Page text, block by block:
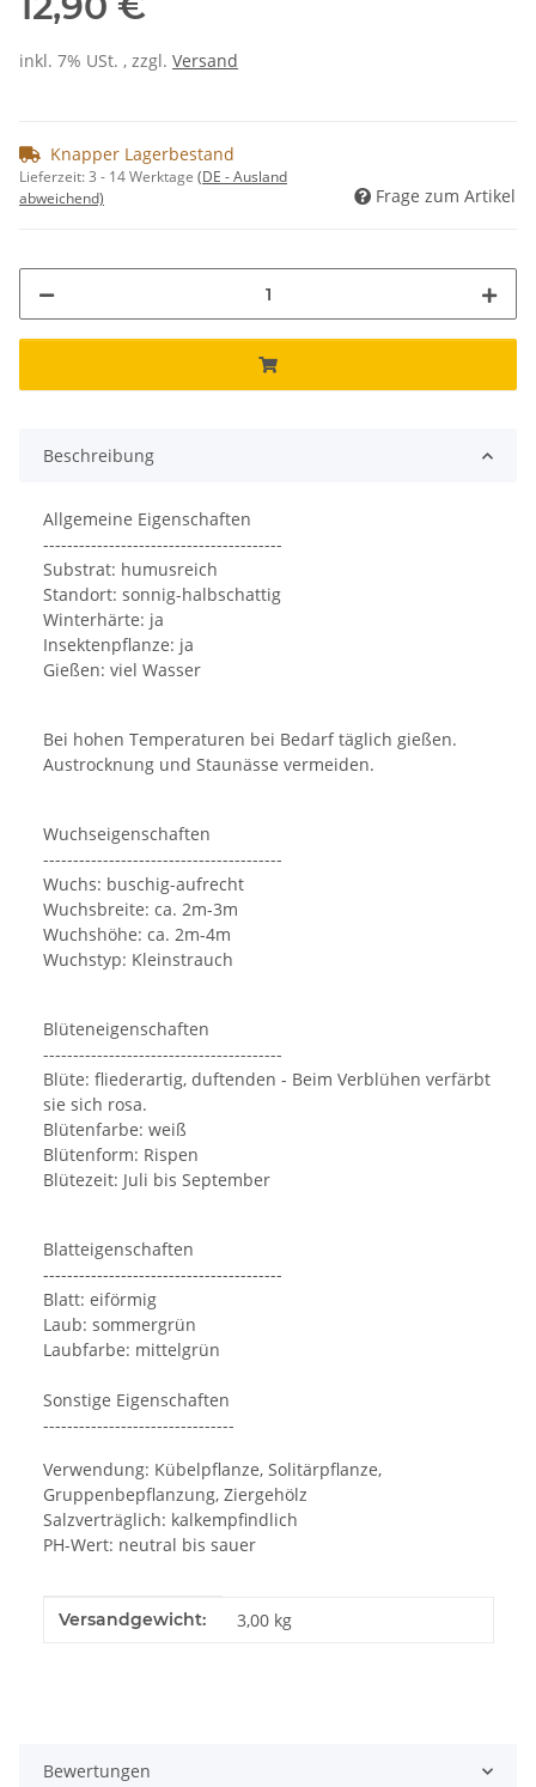
inkl. 7% USt. , zzgl. Versand
Knapper Lagerbestand
Lieferzeit:3 - 14 Werktage (DE - Ausland
abweichend)
Frage zum Artikel
Beschreibung
Allgemeine Eigenschaften
----------------------------------------
Substrat: humusreich
Standort: sonnig-halbschattig
Winterhärte: ja
Insektenpflanze: ja
Gießen: viel Wasser
Bei hohen Temperaturen bei Bedarf täglich gießen.
Austrocknung und Staunässe vermeiden.
Wuchseigenschaften
----------------------------------------
Wuchs: buschig-aufrecht
Wuchsbreite: ca. 2m-3m
Wuchshöhe: ca. 2m-4m
Wuchstyp: Kleinstrauch
Blüteneigenschaften
----------------------------------------
Blüte: fliederartig, duftenden - Beim Verblühen verfärbt
sie sich rosa.
Blütenfarbe: weiß
Blütenform: Rispen
Blütezeit: Juli bis September
Blatteigenschaften
----------------------------------------
Blatt: eiförmig
Laub: sommergrün
Laubfarbe: mittelgrün
Sonstige Eigenschaften
--------------------------------
Verwendung: Kübelpflanze, Solitärpflanze,
Gruppenbepflanzung, Ziergehölz
Salzverträglich: kalkempfindlich
PH-Wert: neutral bis sauer
Produkteigenschaft
Wert
Versandgewicht: 3,00 kg
Bewertungen